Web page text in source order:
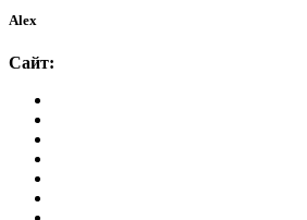
Alex
Сайт: